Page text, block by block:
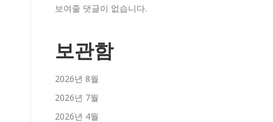
보여줄 댓글이 없습니다.
보관함
2026년 8월
2026년 7월
2026년 4월